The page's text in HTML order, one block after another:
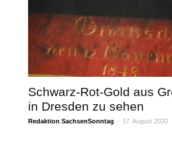
Schwarz-Rot-Gold aus
in Dresden zu sehen
Redaktion SachsenSonntag - 17. August 2020